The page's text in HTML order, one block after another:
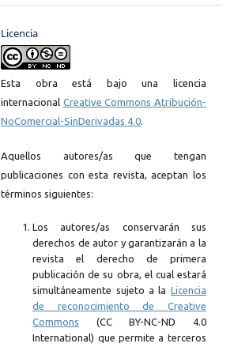
Licencia
Esta obra está bajo una licencia
internacional Creative Commons Atribución-
NoComercial-SinDerivadas 4.0.
Aquellos autores/as que tengan
publicaciones con esta revista, aceptan los
términos siguientes:
Los autores/as conservarán sus
derechos de autor y garantizarán a la
revista el derecho de primera
publicación de su obra, el cual estará
simultáneamente sujeto a la Licencia
de reconocimiento de Creative
Commons (CC BY-NC-ND 4.0
International) que permite a terceros